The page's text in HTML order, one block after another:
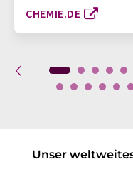
CHEMIE.DE
Unser